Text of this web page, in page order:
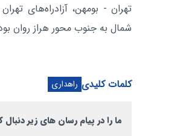
تهران - بومهن، آزادراه‌های
شمال به جنوب محور هراز روان
کلمات کلیدی راهداری
ما را در پیام رسان های زیر دنبال